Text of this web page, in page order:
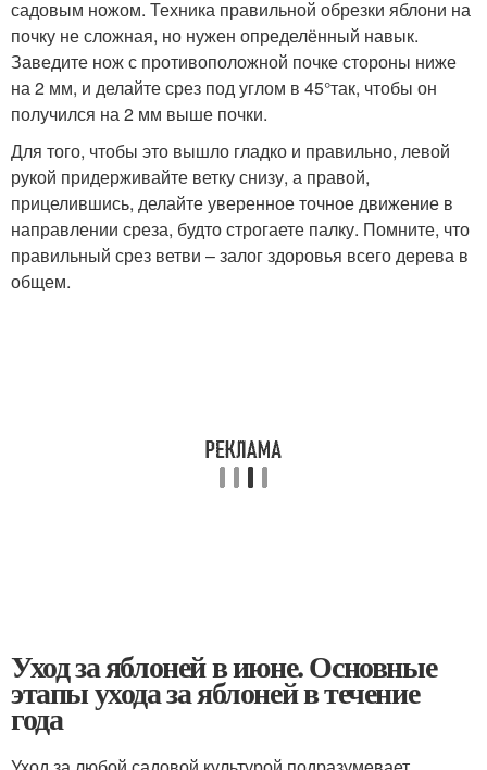
садовым ножом. Техника правильной обрезки яблони на
почку не сложная, но нужен определённый навык.
Заведите нож с противоположной почке стороны ниже
на 2 мм, и делайте срез под углом в 45°так, чтобы он
получился на 2 мм выше почки.
Для того, чтобы это вышло гладко и правильно, левой
рукой придерживайте ветку снизу, а правой,
прицелившись, делайте уверенное точное движение в
направлении среза, будто строгаете палку. Помните, что
правильный срез ветви – залог здоровья всего дерева в
общем.
Уход за яблоней в июне. Основные
этапы ухода за яблоней в течение
года